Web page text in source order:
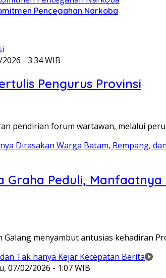
Pencegahan Narkoba
- 3:34 WIB
Pengurus Provinsi
pendirian forum wartawan, melalui
Graha Peduli,
Galang menyambut antusias kehadiran
07/02/2026 - 1:07 WIB